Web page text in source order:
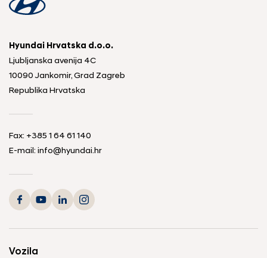
Hyundai Hrvatska d.o.o.
Ljubljanska avenija 4C
10090 Jankomir, Grad Zagreb
Republika Hrvatska
Fax: +385 1 64 61 140
E-mail: info@hyundai.hr
Vozila